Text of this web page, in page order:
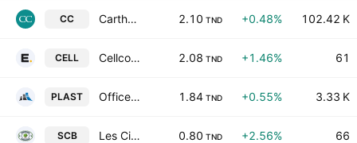
CC Carthage Cement 2.10 TND +0.48% 102.42 K
CELL Cellcom SA 2.08 TND +1.46% 61
PLAST Office Plast SA 1.84 TND +0.55% 3.33 K
SCB Les Ciments de Bizerte SA 0.80 TND +2.56% 66